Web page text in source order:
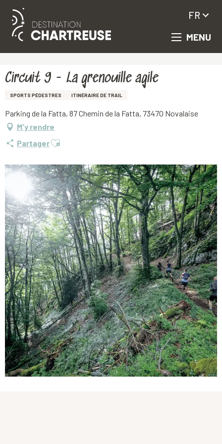
Aller
principal
MENU
FR
Circuit 9 - La grenouille agile
SPORTS PÉDESTRES ITINÉRAIRE DE TRAIL
Parking de la Fatta, 87 Chemin de la Fatta, 73470 Novalaise
M'y rendre
PartagerAjouter aux favoris